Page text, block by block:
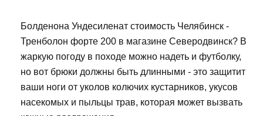
Болденона Ундесиленат стоимость Челябинск -
Тренболон форте 200 в магазине Северодвинск? В
жаркую погоду в походе можно надеть и футболку,
но вот брюки должны быть длинными - это защитит
ваши ноги от уколов колючих кустарников, укусов
насекомых и пыльцы трав, которая может вызвать